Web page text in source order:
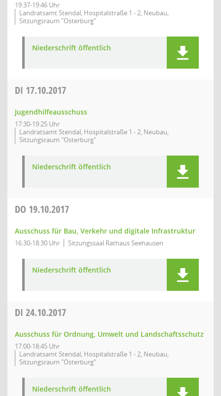
19:37-19:46 Uhr
Landratsamt Stendal, Hospitalstraße 1 - 2, Neubau,
Sitzungsraum "Osterburg"
Niederschrift öffentlich
DI 17.10.2017
Jugendhilfeausschuss
17:30-19:25 Uhr
Landratsamt Stendal, Hospitalstraße 1 - 2, Neubau,
Sitzungsraum "Osterburg"
Niederschrift öffentlich
DO 19.10.2017
Ausschuss für Bau, Verkehr und digitale Infrastruktur
16:30-18:30 Uhr Sitzungssaal Rathaus Seehausen
Niederschrift öffentlich
DI 24.10.2017
Ausschuss für Ordnung, Umwelt und Landschaftsschutz
17:00-18:45 Uhr
Landratsamt Stendal, Hospitalstraße 1 - 2, Neubau,
Sitzungsraum "Osterburg"
Niederschrift öffentlich